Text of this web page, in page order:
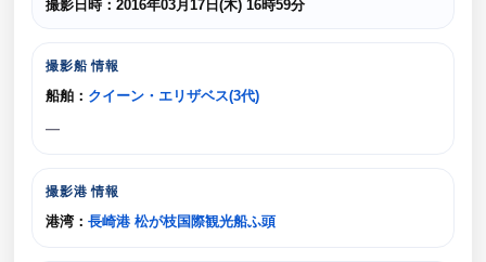
撮影日時：2016年03月17日(木) 16時59分
撮影船 情報
船舶： クイーン・エリザベス(3代)
—
撮影港 情報
港湾：長崎港 松が枝国際観光船ふ頭